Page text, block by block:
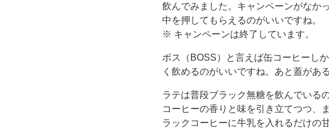
購
入
し
た
【ク
飲んでみました。キャンペーンがなか
中を押してもらえるのがいいですね。
※ キャンペーンは終了しています。
ボス（BOSS）と言えば缶コーヒーし
く飲めるのがいいですね。あと蓋があ
ラテは普段ブラック無糖を飲んでいる
コーヒーの香りと味を引き立てつつ、
ラックコーヒーに牛乳を入れるだけの